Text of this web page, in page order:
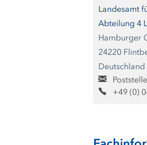
Landesamt
Abteilung 4
Hamburger
24220
Deutschland
+49 (0)